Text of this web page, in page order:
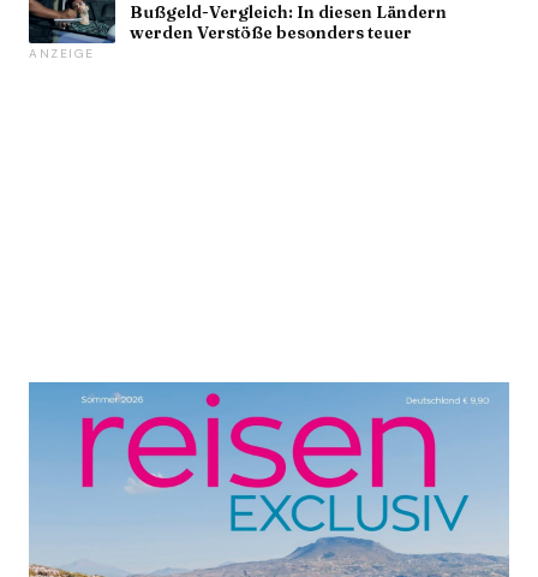
Bußgeld-Vergleich: In diesen Ländern
werden Verstöße besonders teuer
ANZEIGE